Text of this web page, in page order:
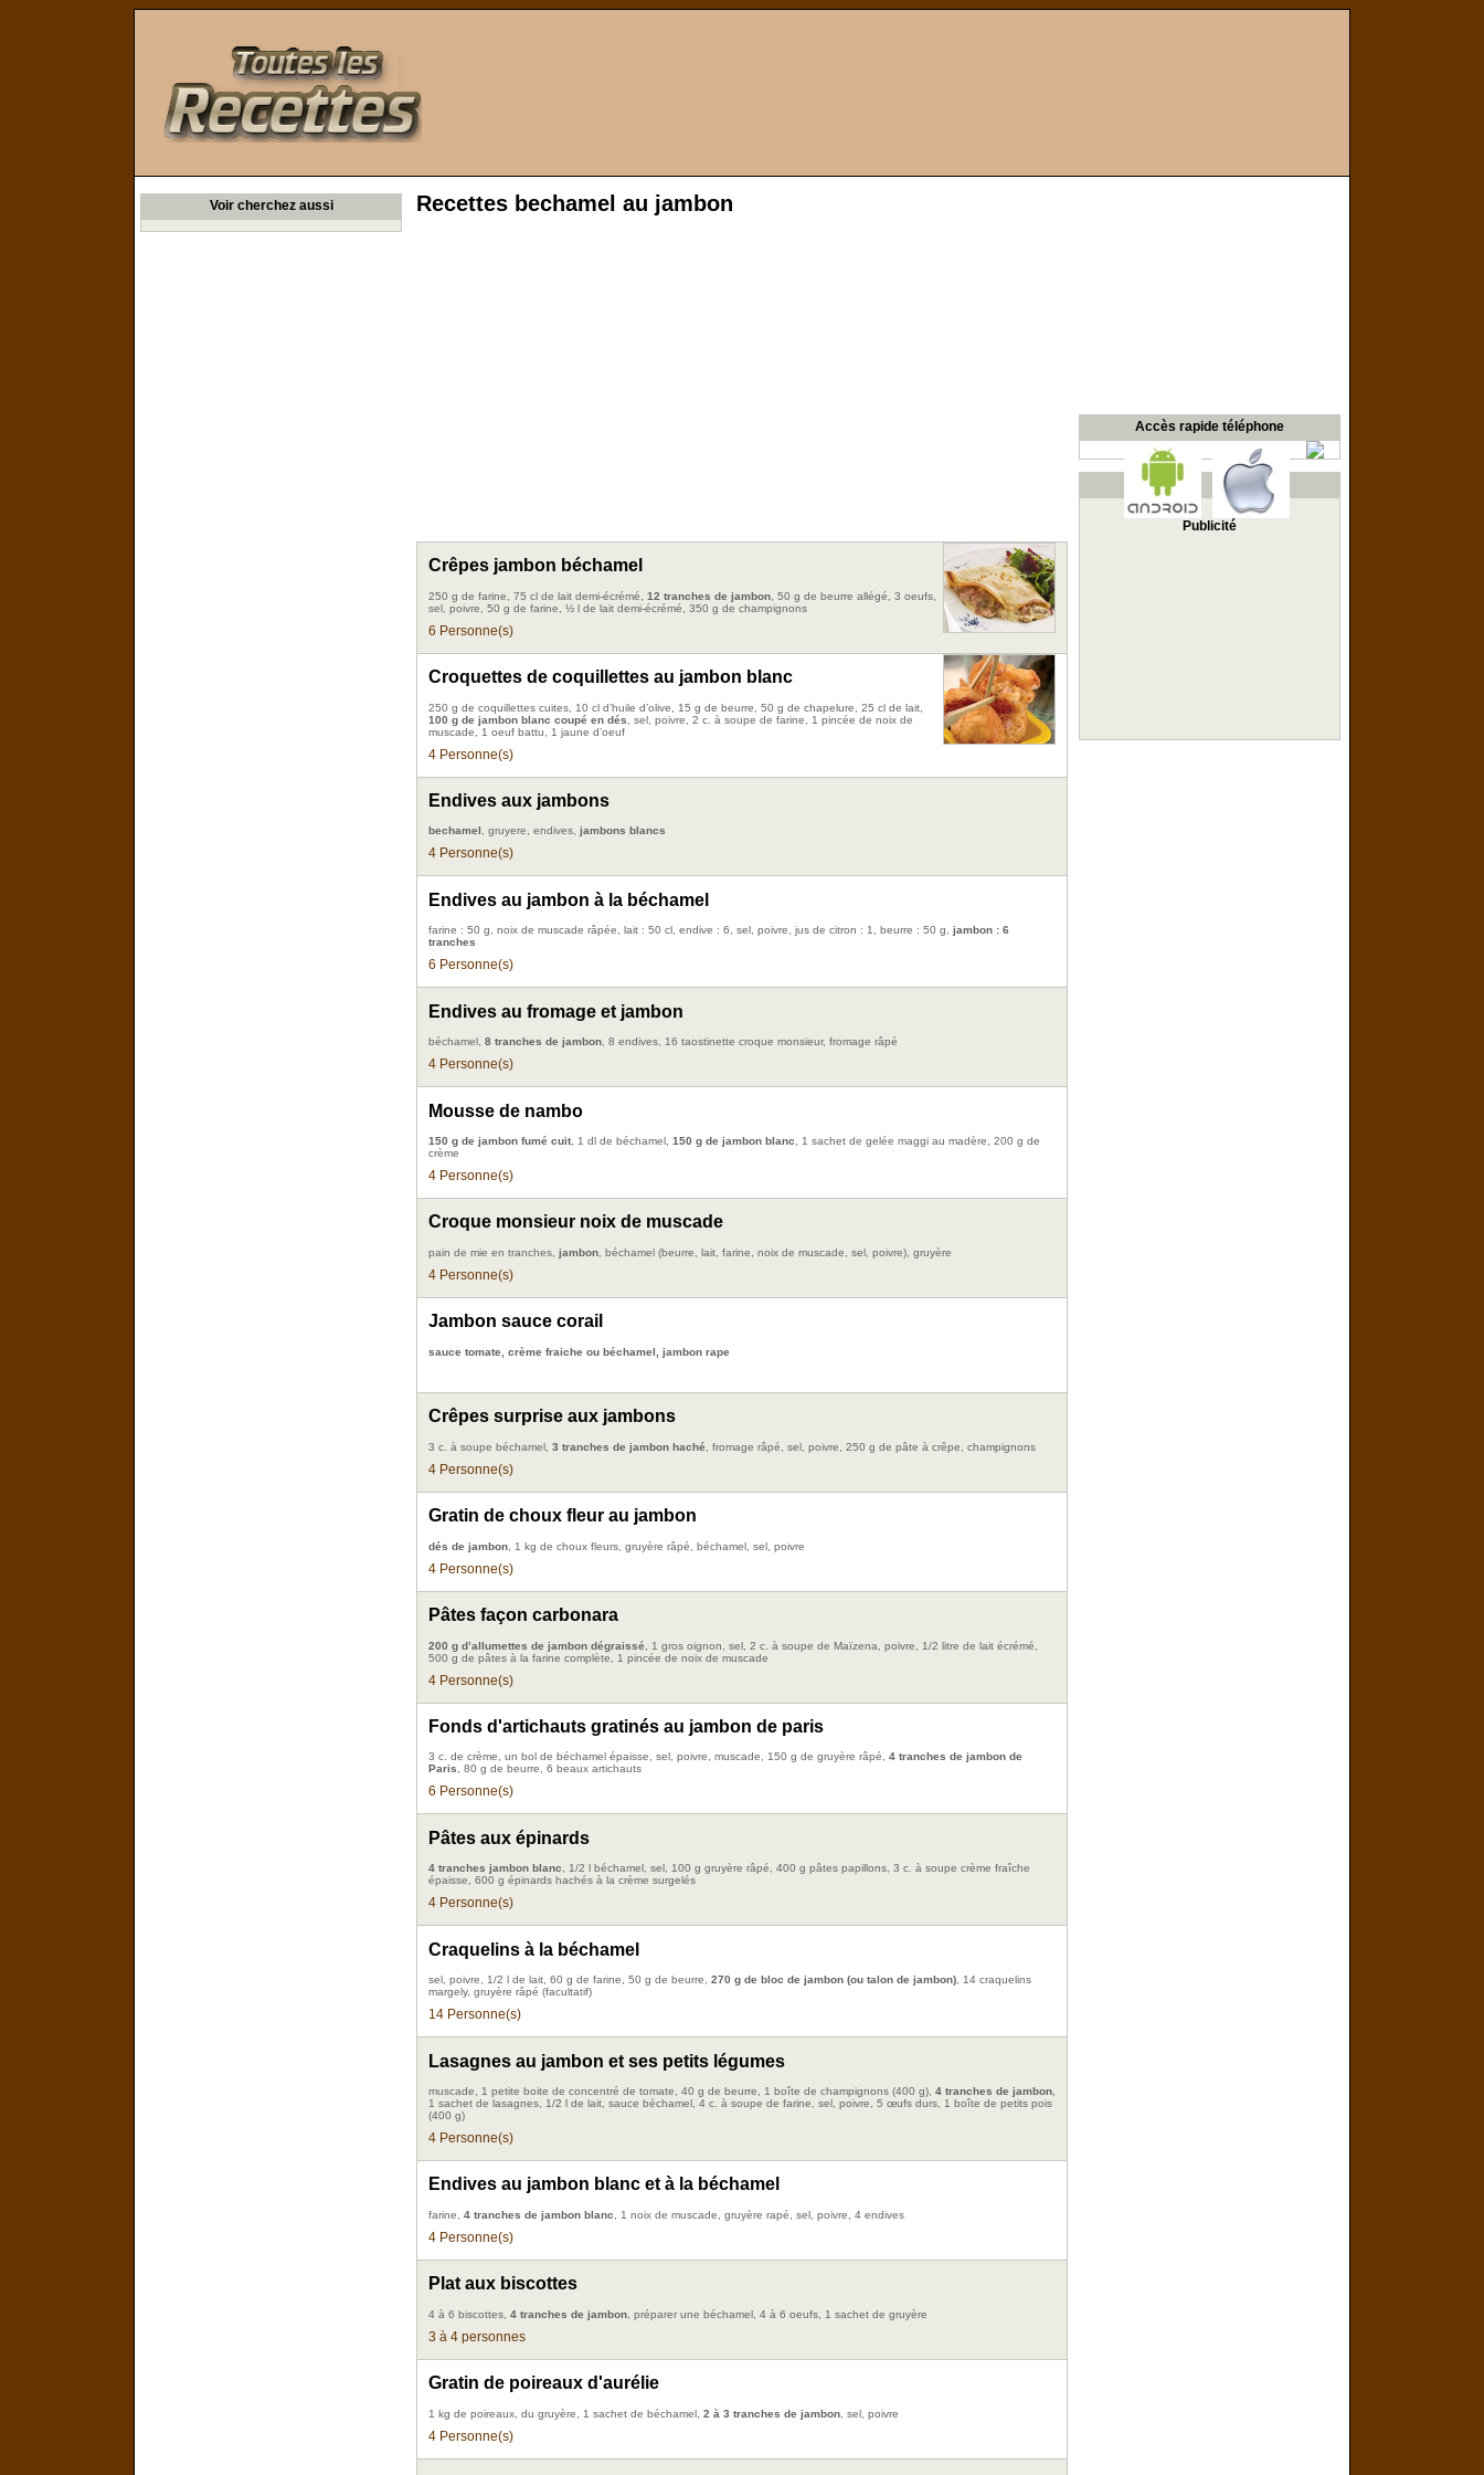
Voir cherchez aussi Recettes bechamel au jambon
Crêpes jambon béchamel
250 g de farine, 75 cl de lait demi-écrémé, 12 tranches de jambon , 50 g de beurre allégé, 3 oeufs,
sel, poivre, 50 g de farine, ½ l de lait demi-écrémé, 350 g de champignons
6 Personne(s)
Croquettes de coquillettes au jambon blanc
250 g de coquillettes cuites, 10 cl d’huile d’olive, 15 g de beurre, 50 g de chapelure, 25 cl de lait,
100 g de jambon blanc coupé en dés , sel, poivre, 2 c. à soupe de farine, 1 pincée de noix de
muscade, 1 oeuf battu, 1 jaune d’oeuf
4 Personne(s)
Endives aux jambons
bechamel , gruyere, endives, jambons blancs
4 Personne(s)
Endives au jambon à la béchamel
farine : 50 g, noix de muscade râpée, lait : 50 cl, endive : 6, sel, poivre, jus de citron : 1, beurre : 50 g, jambon : 6
tranches
6 Personne(s)
Endives au fromage et jambon
béchamel, 8 tranches de jambon , 8 endives, 16 taostinette croque monsieur, fromage râpé
4 Personne(s)
Mousse de nambo
150 g de jambon fumé cuit , 1 dl de béchamel, 150 g de jambon blanc , 1 sachet de gelée maggi au madère, 200 g de
crème
4 Personne(s)
Croque monsieur noix de muscade
pain de mie en tranches, jambon , béchamel (beurre, lait, farine, noix de muscade, sel, poivre), gruyère
4 Personne(s)
Jambon sauce corail
sauce tomate, crème fraiche ou béchamel, jambon rape
Crêpes surprise aux jambons
3 c. à soupe béchamel, 3 tranches de jambon haché , fromage râpé, sel, poivre, 250 g de pâte à crêpe, champignons
4 Personne(s)
Gratin de choux fleur au jambon
dés de jambon , 1 kg de choux fleurs, gruyère râpé, béchamel, sel, poivre
4 Personne(s)
Pâtes façon carbonara
200 g d’allumettes de jambon dégraissé , 1 gros oignon, sel, 2 c. à soupe de Maïzena, poivre, 1/2 litre de lait écrémé,
500 g de pâtes à la farine complète, 1 pincée de noix de muscade
4 Personne(s)
Fonds d'artichauts gratinés au jambon de paris
3 c. de crème, un bol de béchamel épaisse, sel, poivre, muscade, 150 g de gruyère râpé, 4 tranches de jambon de
Paris, 80 g de beurre, 6 beaux artichauts
6 Personne(s)
Pâtes aux épinards
4 tranches jambon blanc, 1/2 l béchamel, sel, 100 g gruyère râpé, 400 g pâtes papillons, 3 c. à soupe crème fraîche
épaisse, 600 g épinards hachés à la crème surgelés
4 Personne(s)
Craquelins à la béchamel
sel, poivre, 1/2 l de lait, 60 g de farine, 50 g de beurre, 270 g de bloc de jambon (ou talon de jambon) , 14 craquelins
margely, gruyère râpé (facultatif)
14 Personne(s)
Lasagnes au jambon et ses petits légumes
muscade, 1 petite boite de concentré de tomate, 40 g de beurre, 1 boîte de champignons (400 g), 4 tranches de jambon
1 sachet de lasagnes, 1/2 l de lait, sauce béchamel, 4 c. à soupe de farine, sel, poivre, 5 œufs durs, 1 boîte de petits pois
(400 g)
4 Personne(s)
Endives au jambon blanc et à la béchamel
farine, 4 tranches de jambon blanc , 1 noix de muscade, gruyère rapé, sel, poivre, 4 endives
4 Personne(s)
Plat aux biscottes
4 à 6 biscottes, 4 tranches de jambon , préparer une béchamel, 4 à 6 oeufs, 1 sachet de gruyère
3 à 4 personnes
Gratin de poireaux d'aurélie
1 kg de poireaux, du gruyère, 1 sachet de béchamel, 2 à 3 tranches de jambon , sel, poivre
4 Personne(s)
Accès rapide téléphone
Publicité